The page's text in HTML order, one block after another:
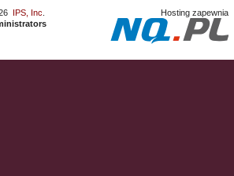
IPS, Inc Hosting zapewnia